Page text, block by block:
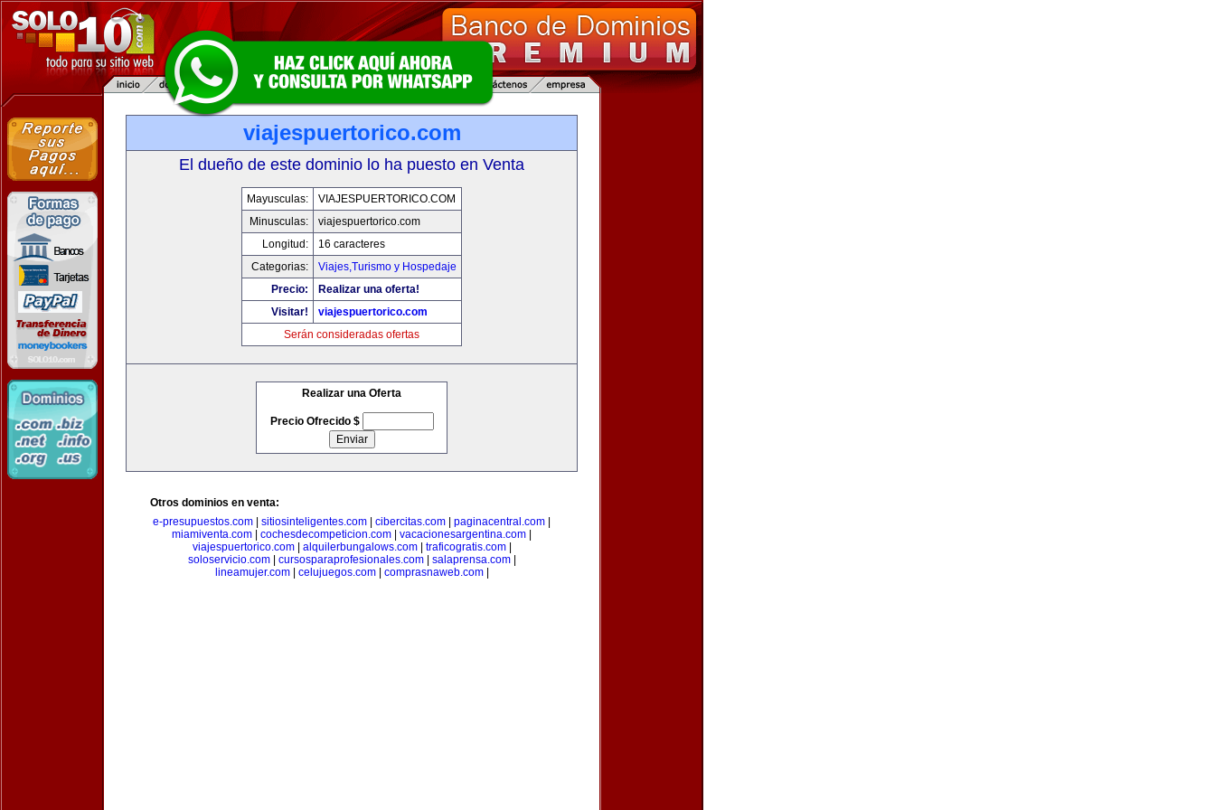
viajespuertorico.com
El dueño de este dominio lo ha puesto en Venta
Mayusculas:
VIAJESPUERTORICO.COM
Minusculas:
viajespuertorico.com
Longitud:
16 caracteres
Categorias:
Viajes,Turismo y Hospedaje
Precio:
Realizar una oferta!
Visitar!
viajespuertorico.com
Serán consideradas ofertas
Realizar una Oferta
Precio Ofrecido $
Otros dominios en venta:
e-presupuestos.com
sitiosinteligentes.com cibercitas.com paginacentral.com
miamiventa.com
cochesdecompeticion.com vacacionesargentina.com
viajespuertorico.com| alquilerbungalows.com| traficogratis.com|
soloservicio.com| cursosparaprofesionales.com| salaprensa.com|
lineamujer.com| celujuegos.com| comprasnaweb.com|